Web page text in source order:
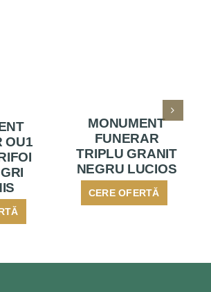
OU1
MONUMENT
FUNERAR
TRIPLU GRANIT
NEGRU LUCIOS
CERE OFERTĂ